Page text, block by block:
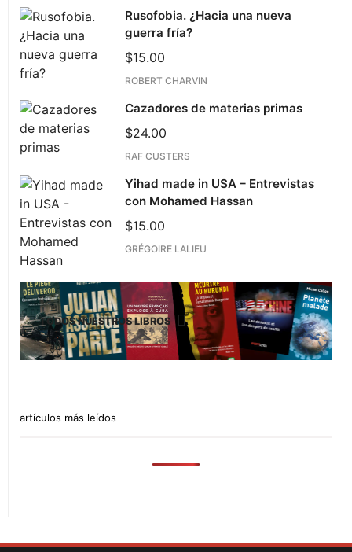
Rusofobia. ¿Hacia una nueva
guerra fría?
$15.00
ROBERT CHARVIN
Cazadores de materias primas
$24.00
RAF CUSTERS
Yihad made in USA – Entrevistas
con Mohamed Hassan
$15.00
GRÉGOIRE LALIEU
TODOS NUESTROS LIBROS
artículos más leídos